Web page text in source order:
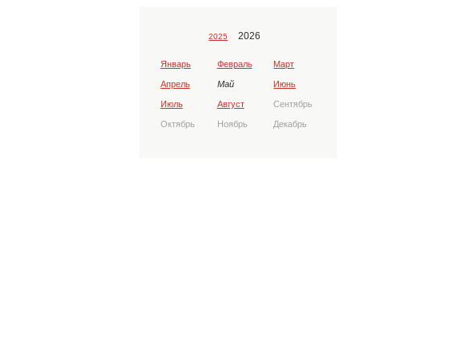
2025 2026
Январь Февраль Март
Апрель Май Июнь
Июль Август Сентябрь
Октябрь Ноябрь Декабрь